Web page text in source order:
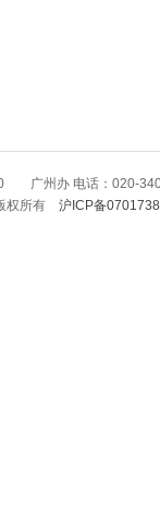
广州办 电话：020-
权所有 沪ICP备